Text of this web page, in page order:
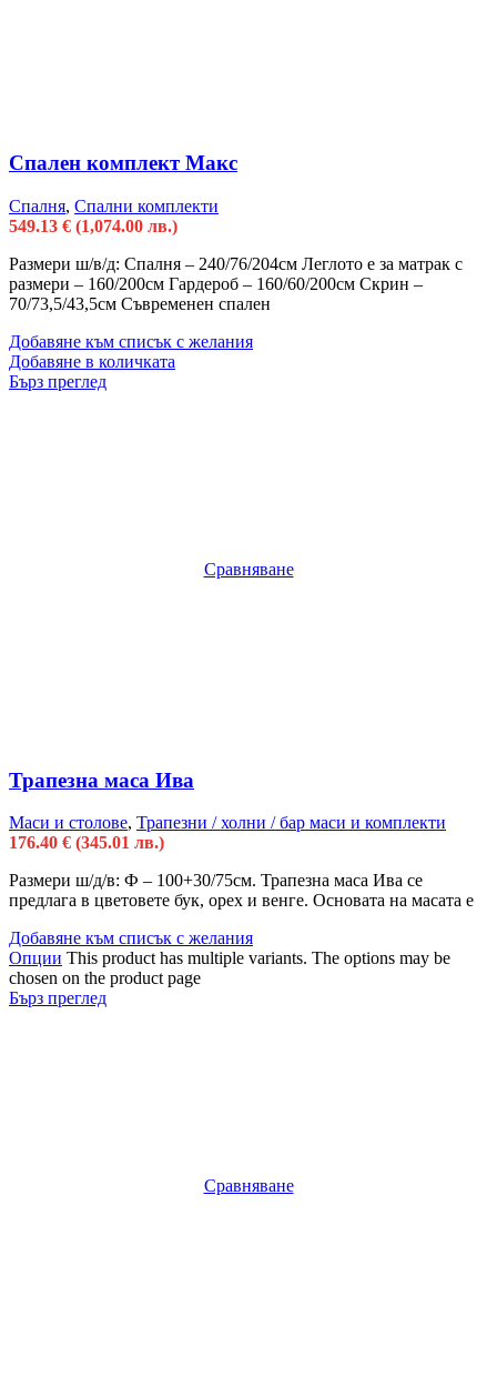
Спален комплект Макс
Спалня, Спални комплекти
549.13 € (1,074.00 лв.)
Размери ш/в/д: Спалня – 240/76/204см Леглото е за матрак с
размери – 160/200см Гардероб – 160/60/200см Скрин –
70/73,5/43,5см Съвременен спален
Добавяне към списък с желания
Добавяне в количката
Бърз преглед
Сравняване
Трапезна маса Ива
Маси и столове, Трапезни / холни / бар маси и комплекти
176.40 € (345.01 лв.)
Размери ш/д/в: Ф – 100+30/75см. Трапезна маса Ива се
предлага в цветовете бук, орех и венге. Основата на масата е
Добавяне към списък с желания
Опции This product has multiple variants. The options may be
chosen on the product page
Бърз преглед
Сравняване